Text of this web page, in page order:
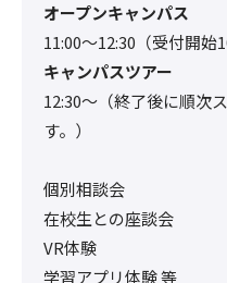
オープンキャンパス
11:00〜12:30（受付開始
キャンパスツアー
12:30〜（終了後に順次
す。）
個別相談会
在校生との座談会
VR体験
学習アプリ体験 等